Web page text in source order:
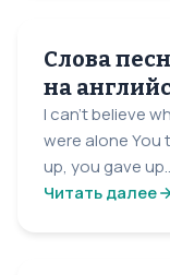
Слова
на
I can't believe
were alone You
up, you gave
Читать далее